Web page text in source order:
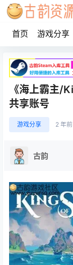
首页 游戏分享
《海上霸主/
共享账号
游戏分享 2 年前
古韵